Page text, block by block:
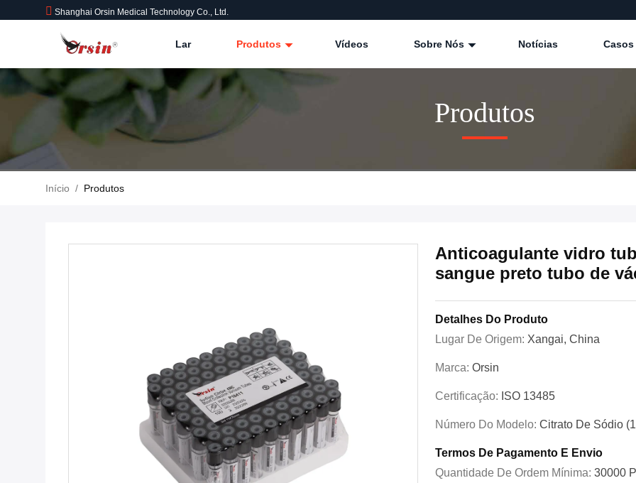
Shanghai Orsin Medical Technology Co., Ltd.
Lar Produtos Vídeos Sobre Nós Notícias Casos
Produtos
Início / Produtos
Anticoagulante vidro
sangue preto tubo de
Detalhes Do Produto
Lugar De Origem: Xangai, China
Marca: Orsin
Certificação: ISO 13485
Número Do Modelo: Citrato De Sódio
Termos De Pagamento E Envio
Quantidade De Ordem Mínima: 30000